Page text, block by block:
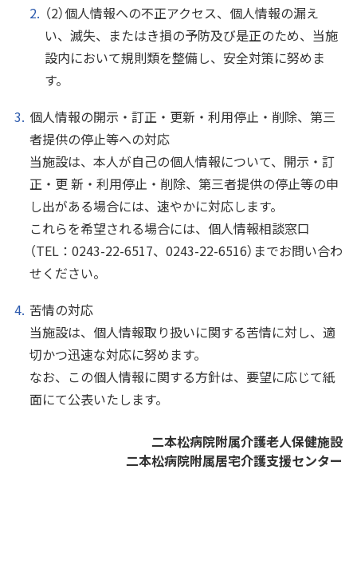
（2）個人情報への不正アクセス、個人情報の漏え
い、滅失、またはき損の予防及び是正のため、当施
設内において規則類を整備し、安全対策に努めま
す。
個人情報の開示・訂正・更新・利用停止・削除、第三
者提供の停止等への対応
当施設は、本人が自己の個人情報について、開示・訂
正・更 新・利用停止・削除、第三者提供の停止等の申
し出がある場合には、速やかに対応します。
これらを希望される場合には、個人情報相談窓口
（TEL：0243-22-6517、0243-22-6516）までお問い合わ
せください。
苦情の対応
当施設は、個人情報取り扱いに関する苦情に対し、適
切かつ迅速な対応に努めます。
なお、この個人情報に関する方針は、要望に応じて紙
面にて公表いたします。
二本松病院附属介護老人保健施設
二本松病院附属居宅介護支援センター